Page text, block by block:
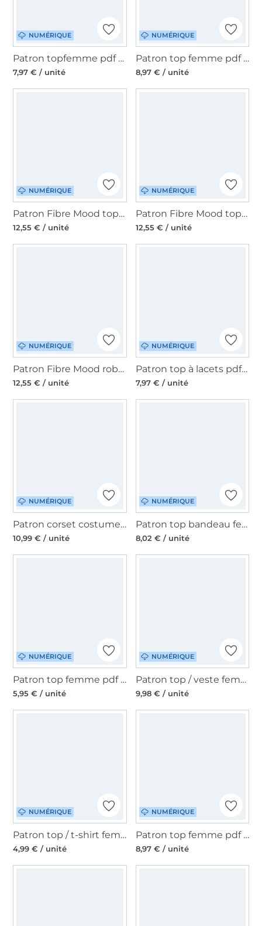
NUMÉRIQUE
Patron topfemme pdf Mme Ela Studio, en français
7,97 € / unité
NUMÉRIQUE
Patron top femme pdf Wenn Stille schimmert Einfach anziehend, en allemand
8,97 € / unité
NUMÉRIQUE
Patron Fibre Mood top femme pdf Nanaka, en français
12,55 € / unité
NUMÉRIQUE
Patron Fibre Mood top femme pdf Clementine, en français
12,55 € / unité
NUMÉRIQUE
Patron Fibre Mood robe et top femme pdf Azure, en français
12,55 € / unité
NUMÉRIQUE
Patron top à lacets pdf Lace Up NØT A SÏZE, en allemand
7,97 € / unité
NUMÉRIQUE
Patron corset costume traditionnel femme pdf Esmeralda TINAlisa, en allemand
10,99 € / unité
NUMÉRIQUE
Patron top bandeau femme pdf The Zola Juliana Martejevs, en français
8,02 € / unité
NUMÉRIQUE
Patron top femme pdf Papayo JusAsuj, en allemand
5,95 € / unité
NUMÉRIQUE
Patron top / veste femme pdf PrimaRimma, en allemand & en anglais
9,98 € / unité
NUMÉRIQUE
Patron top / t-shirt femme pdf PrimaRimma, en allemand et anglais
4,99 € / unité
NUMÉRIQUE
Patron top femme pdf 73engelchen, en allemand
8,97 € / unité